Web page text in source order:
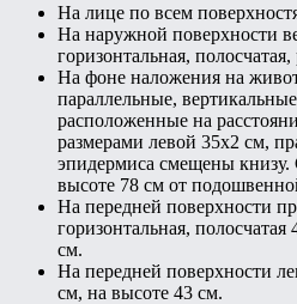
На лице по всем
На наружной поверхности
горизонтальная,
На фоне наложения на
параллельные,
расположенные на
размерами левой 35х2 см,
эпидермиса смещены
высоте 78 см от
На передней поверхности
горизонтальная,
см.
На передней поверхности
см, на высоте 43 см.